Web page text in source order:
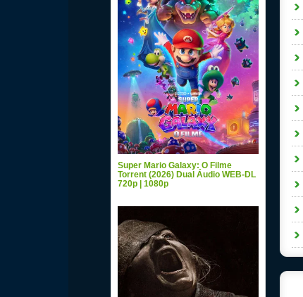
Super Mario Galaxy: O Filme
Torrent (2026) Dual Áudio WEB-DL
720p | 1080p